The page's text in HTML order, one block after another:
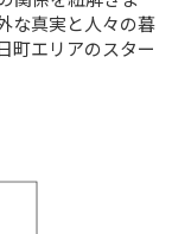
な真実と人々の暮
町エリアのスター